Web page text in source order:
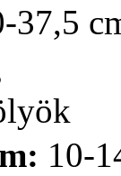
37,5
10-